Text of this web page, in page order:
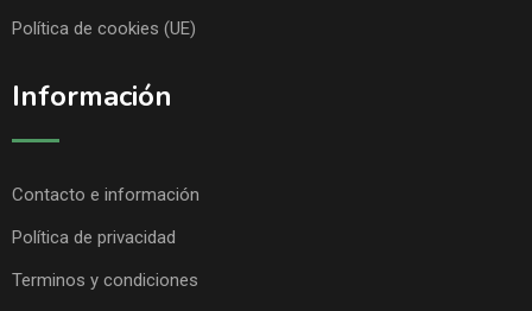
Política de cookies (UE)
Información
Contacto e información
Política de privacidad
Terminos y condiciones